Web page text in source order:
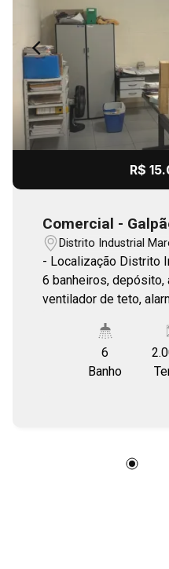
R$
Comercial -
Distrito Industrial
- Bauru/SP
- Localização Distrito
6 banheiros, depósito,
ventilador de teto,
6
Banho